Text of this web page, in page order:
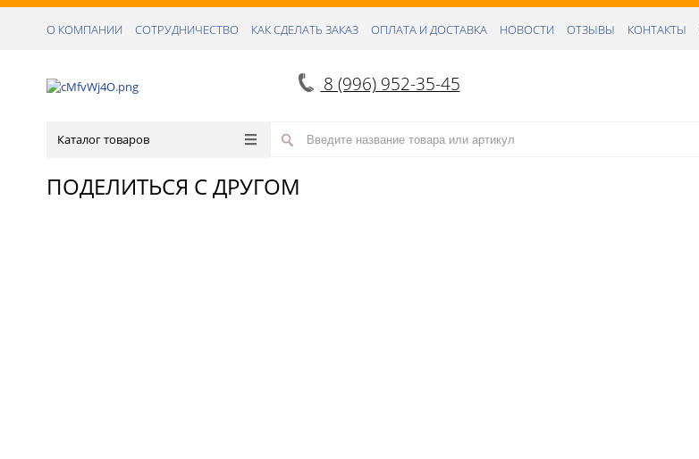
О КОМПАНИИ СОТРУДНИЧЕСТВО КАК СДЕЛАТЬ ЗАКАЗ ОПЛАТА И ДОСТАВКА НОВОСТИ ОТЗЫВЫ КОНТАКТЫ
8 (996) 952-35-45
Каталог товаров
ПОДЕЛИТЬСЯ С ДРУГОМ